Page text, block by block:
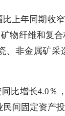
上年同期收
物纤维和复
非金属矿采
比增长4.0％
间固定资产